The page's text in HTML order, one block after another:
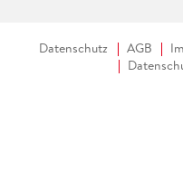
Datenschutz AGB